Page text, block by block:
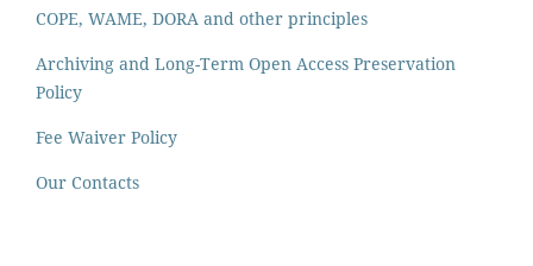
COPE, WAME, DORA and other principles
Archiving and Long-Term Open Access Preservation
Policy
Fee Waiver Policy
Our Contacts